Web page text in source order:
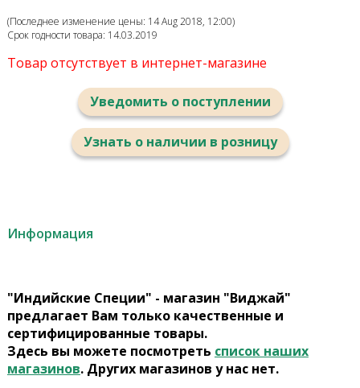
(Последнее изменение цены: 14 Aug 2018, 12:00)
Срок годности товара: 14.03.2019
Товар отсутствует в интернет-магазине
Уведомить о поступлении
Узнать о наличии в розницу
Информация
"Индийские Специи" - магазин "Виджай"
предлагает Вам только качественные и
сертифицированные товары.
Здесь вы можете посмотреть список наших
магазинов. Других магазинов у нас нет.